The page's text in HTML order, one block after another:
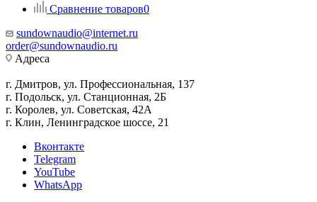
Сравнение товаров0
sundownaudio@internet.ru
order@sundownaudio.ru
Адреса
г. Дмитров, ул. Профессиональная, 137
г. Подольск, ул. Станционная, 2Б
г. Королев, ул. Советская, 42А
г. Клин, Ленинградское шоссе, 21
Вконтакте
Telegram
YouTube
WhatsApp